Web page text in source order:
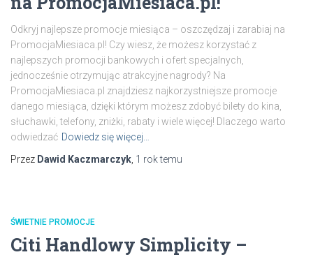
Odkryj najlepsze promocje miesiąca – oszczędzaj i zarabiaj na
PromocjaMiesiaca.pl! Czy wiesz, że możesz korzystać z
najlepszych promocji bankowych i ofert specjalnych,
jednocześnie otrzymując atrakcyjne nagrody? Na
PromocjaMiesiaca.pl znajdziesz najkorzystniejsze promocje
danego miesiąca, dzięki którym możesz zdobyć bilety do kina,
słuchawki, telefony, zniżki, rabaty i wiele więcej! Dlaczego warto
odwiedzać Dowiedz się więcej…
Przez Dawid Kaczmarczyk 1 roktemu
ŚWIETNIE PROMOCJE
Citi Handlowy Simplicity –